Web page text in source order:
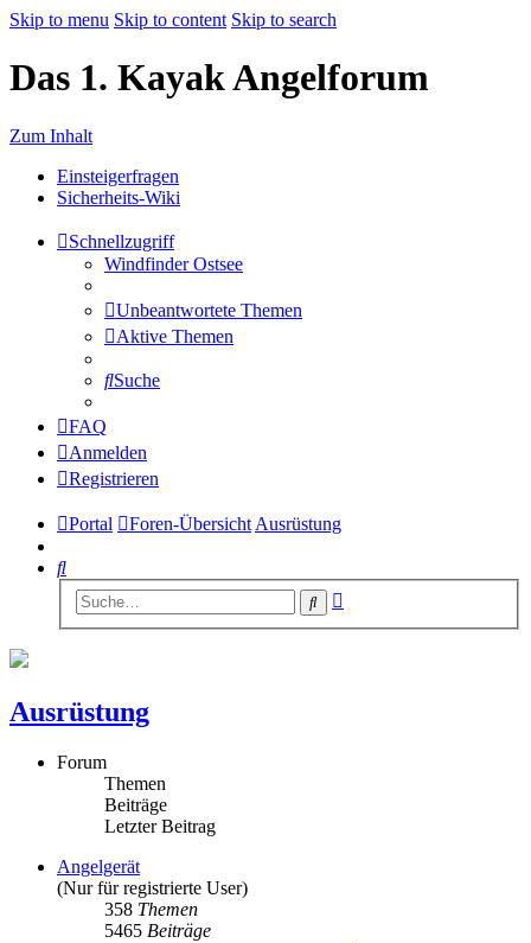
Skip to menu Skip to content Skip to search
Das 1. Kayak Angelforum
Zum Inhalt
Einsteigerfragen
Sicherheits-Wiki
Schnellzugriff
Windfinder Ostsee
Unbeantwortete Themen
Aktive Themen
Suche
FAQ
Anmelden
Registrieren
Portal Foren-Übersicht Ausrüstung
Suche
Suche
Ausrüstung
Forum
Themen
Beiträge
Letzter Beitrag
Angelgerät
(Nur für registrierte User)
358 Themen
5465 Beiträge